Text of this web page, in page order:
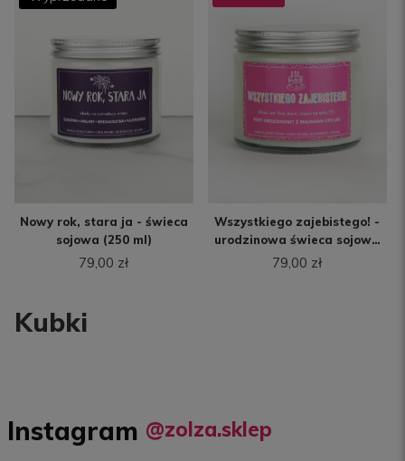
Nowy rok, stara ja - świeca
sojowa (250 ml)
79,00 zł
Wszystkiego zajebistego! -
urodzinowa świeca sojowa
(250 ml)
79,00 zł
Kubki
Instagram @zolza.sklep